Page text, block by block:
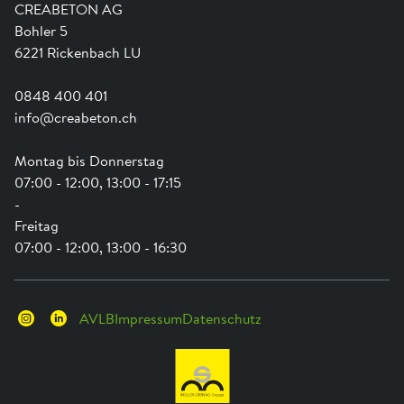
CREABETON AG
Bohler 5
6221 Rickenbach LU
0848 400 401
info@creabeton.ch
Montag bis Donnerstag
07:00 - 12:00, 13:00 - 17:15
-
Freitag
07:00 - 12:00, 13:00 - 16:30
Anwendungsunterstützung
Newsletter
Swissness
Schwammstadt
AVLBImpressumDatenschutz